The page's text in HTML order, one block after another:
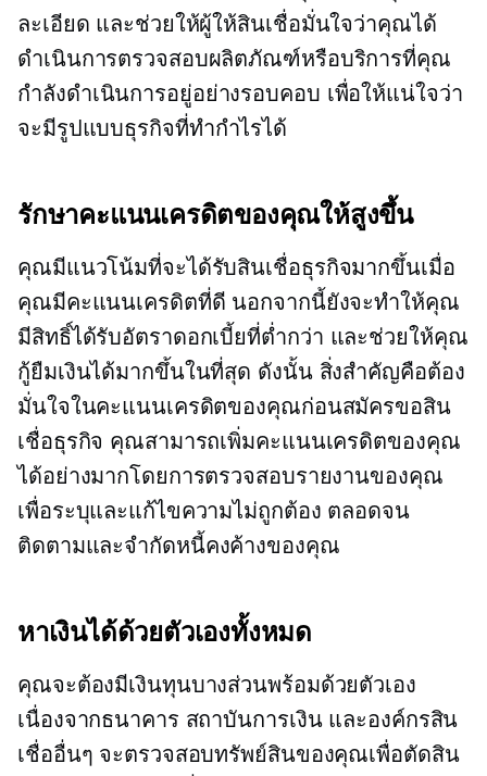
ละเอียด และช่วยให้ผู้ให้สินเชื่อมั่นใจว่าคุณได้
ดำเนินการตรวจสอบผลิตภัณฑ์หรือบริการที่คุณ
กำลังดำเนินการอยู่อย่างรอบคอบ เพื่อให้แน่ใจว่า
จะมีรูปแบบธุรกิจที่ทำกำไรได้
รักษาคะแนนเครดิตของคุณให้สูงขึ้น
คุณมีแนวโน้มที่จะได้รับสินเชื่อธุรกิจมากขึ้นเมื่อ
คุณมีคะแนนเครดิตที่ดี นอกจากนี้ยังจะทำให้คุณ
มีสิทธิ์ได้รับอัตราดอกเบี้ยที่ต่ำกว่า และช่วยให้คุณ
กู้ยืมเงินได้มากขึ้นในที่สุด ดังนั้น สิ่งสำคัญคือต้อง
มั่นใจในคะแนนเครดิตของคุณก่อนสมัครขอสิน
เชื่อธุรกิจ คุณสามารถเพิ่มคะแนนเครดิตของคุณ
ได้อย่างมากโดยการตรวจสอบรายงานของคุณ
เพื่อระบุและแก้ไขความไม่ถูกต้อง ตลอดจน
ติดตามและจำกัดหนี้คงค้างของคุณ
หาเงินได้ด้วยตัวเองทั้งหมด
คุณจะต้องมีเงินทุนบางส่วนพร้อมด้วยตัวเอง
เนื่องจากธนาคาร สถาบันการเงิน และองค์กรสิน
เชื่ออื่นๆ จะตรวจสอบทรัพย์สินของคุณเพื่อตัดสิน